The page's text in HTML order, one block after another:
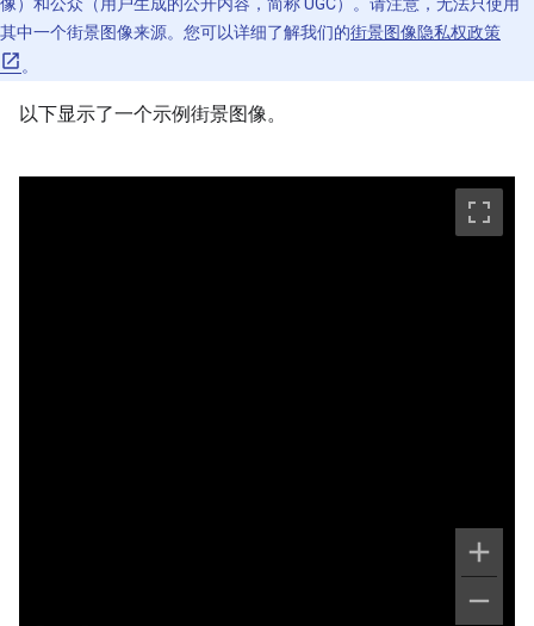
其中一个街景图像来源。您可以详细了解我们的街景图像隐私权政策
。
以下显示了一个示例街景图像。